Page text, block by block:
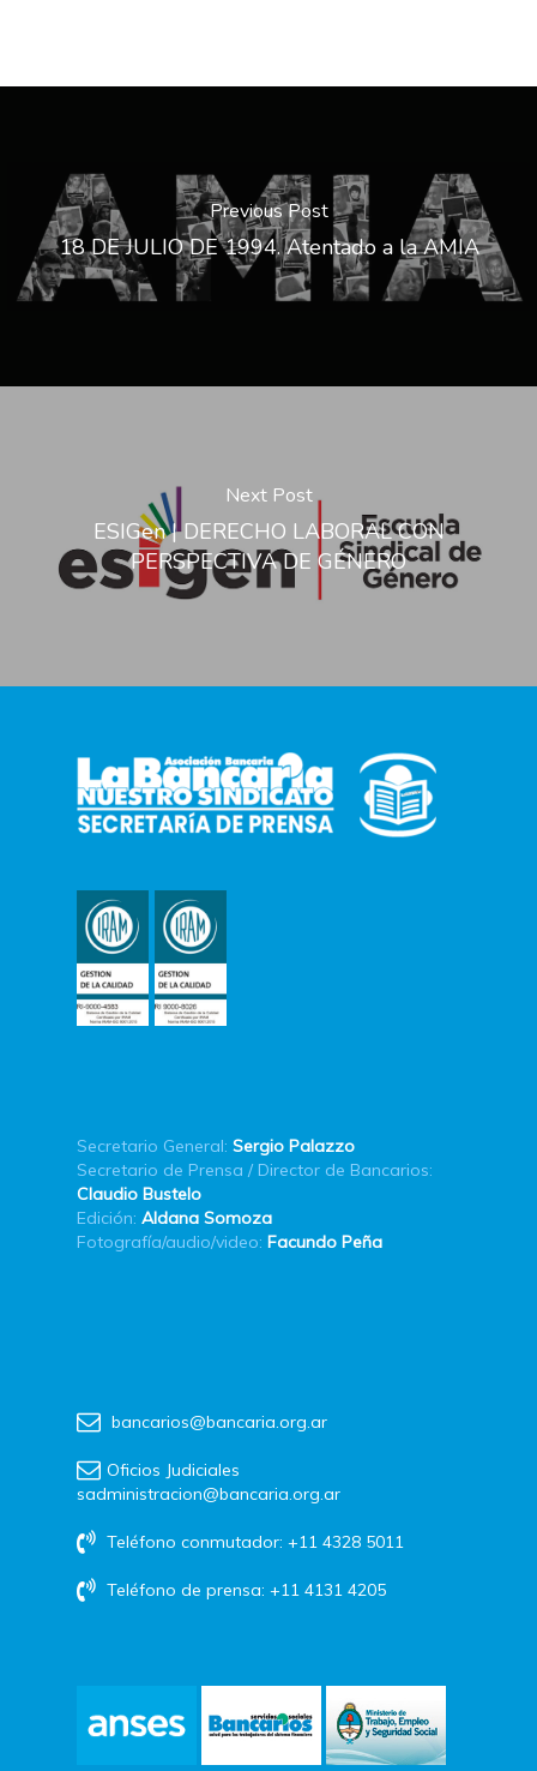
Previous Post
18 DE JULIO DE 1994. Atentado a la AMIA
Next Post
ESIGen | DERECHO LABORAL CON
PERSPECTIVA DE GÉNERO
Secretario General: Sergio Palazzo
Secretario de Prensa / Director de Bancarios:
Claudio Bustelo
Edición: Aldana Somoza
Fotografía/audio/video: Facundo Peña
bancarios@bancaria.org.ar
Oficios Judiciales
sadministracion@bancaria.org.ar
Teléfono conmutador: +11 4328 5011
Teléfono de prensa: +11 4131 4205